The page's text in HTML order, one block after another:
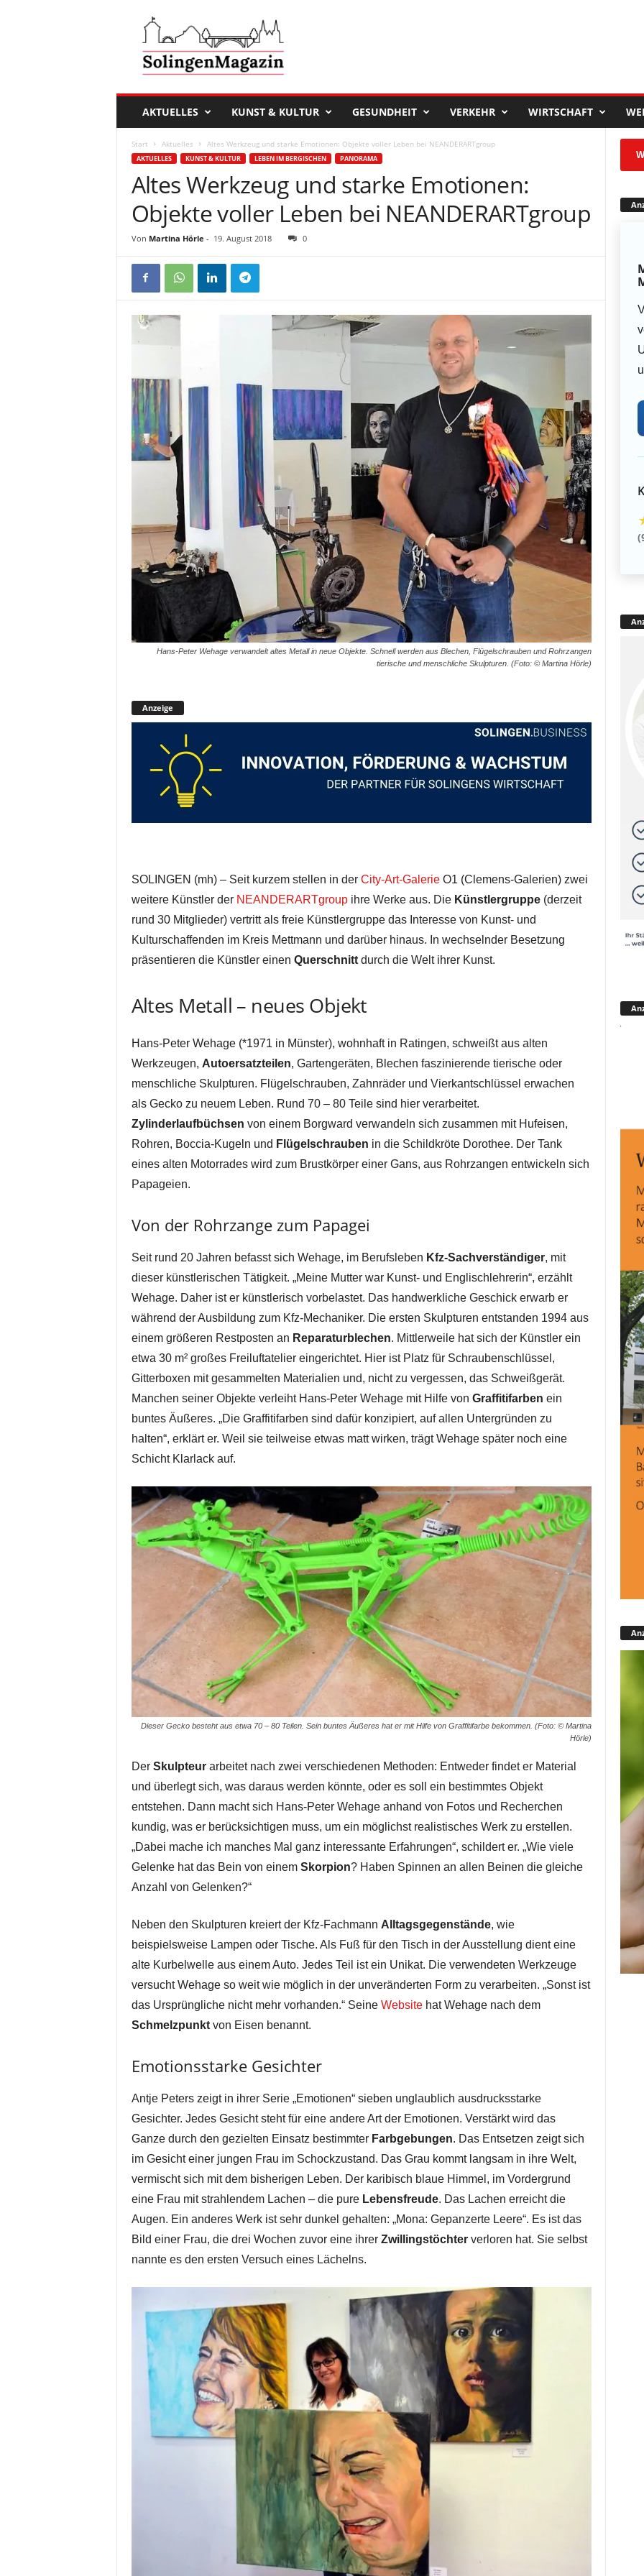
i
AKTUELLES KUNST & KULTUR GESUNDHEIT VERKEHR WIRTSCHAFT
Start Aktuelles Altes Werkzeug und starke Emotionen: Objekte voller Leben bei NEANDERARTgroup
AKTUELLES KUNST & KULTUR LEBEN IM BERGISCHEN PANORAMA
Altes Werkzeug und starke Emotionen:
Objekte voller Leben bei NEANDERARTgroup
Von Martina Hörle - 19. August 2018 0
Hans-Peter Wehage verwandelt altes Metall in neue Objekte. Schnell werden aus Blechen, Flügelschrauben und Rohrzangen
tierische und menschliche Skulpturen. (Foto: © Martina Hörle)
Anzeige
SOLINGEN (mh) – Seit kurzem stellen in der City-Art-GalerieO1 (Clemens-Galerien) zwei
weitere Künstler der NEANDERARTgroupihre Werke aus. Die Künstlergruppe(derzeit
rund 30 Mitglieder) vertritt als freie Künstlergruppe das Interesse von Kunst- und
Kulturschaffenden im Kreis Mettmann und darüber hinaus. In wechselnder Besetzung
präsentieren die Künstler einen Querschnittdurch die Welt ihrer Kunst.
Altes Metall – neues Objekt
Hans-Peter Wehage (*1971 in Münster), wohnhaft in Ratingen, schweißt aus alten
Werkzeugen, Autoersatzteilen, Gartengeräten, Blechen faszinierende tierische oder
menschliche Skulpturen. Flügelschrauben, Zahnräder und Vierkantschlüssel erwachen
als Gecko zu neuem Leben. Rund 70 – 80 Teile sind hier verarbeitet.
Zylinderlaufbüchsen von einem Borgward verwandeln sich zusammen mit Hufeisen,
Rohren, Boccia-Kugeln und Flügelschrauben in die Schildkröte Dorothee. Der Tank
eines alten Motorrades wird zum Brustkörper einer Gans, aus Rohrzangen entwickeln sich
Papageien.
Von der Rohrzange zum Papagei
Seit rund 20 Jahren befasst sich Wehage, im Berufsleben Kfz-Sachverständiger, mit
dieser künstlerischen Tätigkeit. „Meine Mutter war Kunst- und Englischlehrerin“, erzählt
Wehage. Daher ist er künstlerisch vorbelastet. Das handwerkliche Geschick erwarb er
während der Ausbildung zum Kfz-Mechaniker. Die ersten Skulpturen entstanden 1994 aus
einem größeren Restposten an Reparaturblechen. Mittlerweile hat sich der Künstler ein
etwa 30 m² großes Freiluftatelier eingerichtet. Hier ist Platz für Schraubenschlüssel,
Gitterboxen mit gesammelten Materialien und, nicht zu vergessen, das Schweißgerät.
Manchen seiner Objekte verleiht Hans-Peter Wehage mit Hilfe von Graffitifarben ein
buntes Äußeres. „Die Graffitifarben sind dafür konzipiert, auf allen Untergründen zu
halten“, erklärt er. Weil sie teilweise etwas matt wirken, trägt Wehage später noch eine
Schicht Klarlack auf.
Dieser Gecko besteht aus etwa 70 – 80 Teilen. Sein buntes Äußeres hat er mit Hilfe von Graffitifarbe bekommen. (Foto: © Martina
Hörle)
Der Skulpteurarbeitet nach zwei verschiedenen Methoden: Entweder findet er Material
und überlegt sich, was daraus werden könnte, oder es soll ein bestimmtes Objekt
entstehen. Dann macht sich Hans-Peter Wehage anhand von Fotos und Recherchen
kundig, was er berücksichtigen muss, um ein möglichst realistisches Werk zu erstellen.
„Dabei mache ich manches Mal ganz interessante Erfahrungen“, schildert er. „Wie viele
Gelenke hat das Bein von einem Skorpion? Haben Spinnen an allen Beinen die gleiche
Anzahl von Gelenken?“
Neben den Skulpturen kreiert der Kfz-Fachmann Alltagsgegenstände, wie
beispielsweise Lampen oder Tische. Als Fuß für den Tisch in der Ausstellung dient eine
alte Kurbelwelle aus einem Auto. Jedes Teil ist ein Unikat. Die verwendeten Werkzeuge
versucht Wehage so weit wie möglich in der unveränderten Form zu verarbeiten. „Sonst ist
das Ursprüngliche nicht mehr vorhanden.“ Seine Websitehat Wehage nach dem
Schmelzpunktvon Eisen benannt.
Emotionsstarke Gesichter
Antje Peters zeigt in ihrer Serie „Emotionen“ sieben unglaublich ausdrucksstarke
Gesichter. Jedes Gesicht steht für eine andere Art der Emotionen. Verstärkt wird das
Ganze durch den gezielten Einsatz bestimmter Farbgebungen. Das Entsetzen zeigt sich
im Gesicht einer jungen Frau im Schockzustand. Das Grau kommt langsam in ihre Welt,
vermischt sich mit dem bisherigen Leben. Der karibisch blaue Himmel, im Vordergrund
eine Frau mit strahlendem Lachen – die pure Lebensfreude. Das Lachen erreicht die
Augen. Ein anderes Werk ist sehr dunkel gehalten: „Mona: Gepanzerte Leere“. Es ist das
Bild einer Frau, die drei Wochen zuvor eine ihrer Zwillingstöchterverloren hat. Sie selbst
nannte es den ersten Versuch eines Lächelns.